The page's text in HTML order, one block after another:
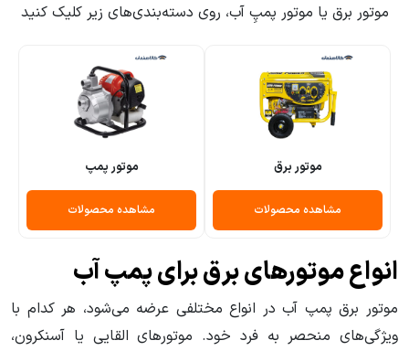
موتور برق یا موتور پمپِ آب، روی دسته‌بندی‌های زیر کلیک کنید
موتور برق
مشاهده محصولات
موتور پمپ
مشاهده محصولات
انواع موتورهای برق برای پمپ آب
موتور برق پمپ آب در انواع مختلفی عرضه می‌شود، هر کدام با
ویژگی‌های منحصر به فرد خود. موتورهای القایی یا آسنکرون،